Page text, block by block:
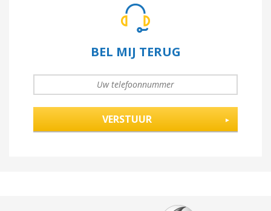
BEL MIJ TERUG
UW TELEFOONNUMMER*